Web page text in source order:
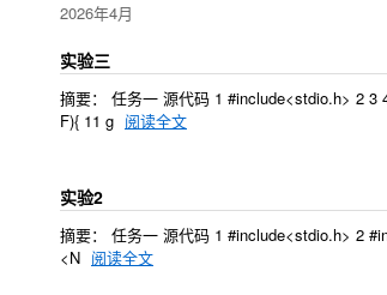
2026年4月
实验三
摘要： 任务一 源代码 1 #include<stdio.h> 2
F){ 11 g 阅读全文
实验2
摘要： 任务一 源代码 1 #include<stdio.h> 2
<N 阅读全文